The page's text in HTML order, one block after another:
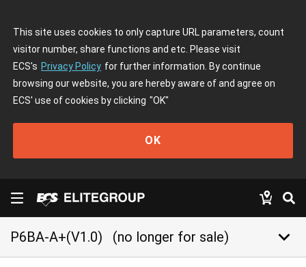
This site uses cookies to only capture URL parameters, count
visitor number, share functions and etc. Please visit
ECS's Privacy Policy for further information. By continue
browsing our website, you are hereby aware of and agree on
ECS' use of cookies by clicking "OK"
OK
P6BA-A+(V1.0) (no longer for sale) keyboard_arrow_down